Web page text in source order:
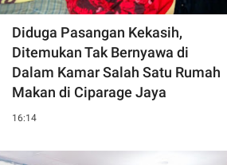
Diduga Pasangan Kekasih,
Ditemukan Tak Bernyawa di
Dalam Kamar Salah Satu Rumah
Makan di Ciparage Jaya
16:14